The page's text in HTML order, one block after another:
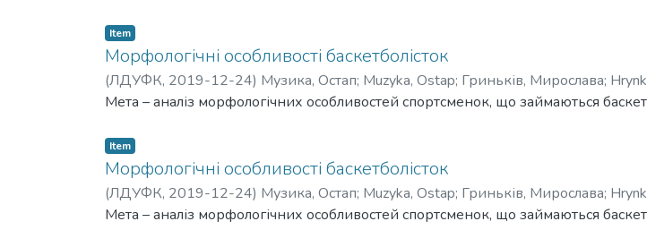
Item
Морфологічні особливості баскетболісток
(ЛДУФК, 2019-12-24) Музика, Остап; Muzyka, Ostap; Гриньків, Мирослава;
Мета – аналіз морфологічних особливостей спортсменок, що займаються
Item
Морфологічні особливості баскетболісток
(ЛДУФК, 2019-12-24) Музика, Остап; Muzyka, Ostap; Гриньків, Мирослава;
Мета – аналіз морфологічних особливостей спортсменок, що займаються